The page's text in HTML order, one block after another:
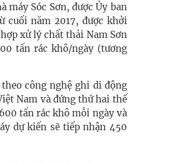
máy Sóc Sơn, được Ủy ban
cuối năm 2017, được khởi
xử lý chất thải Nam Sơn
tấn rác khô/ngày (tương
công nghệ ghi di động
Nam và đứng thứ hai thế
tấn rác khô mỗi ngày và
dự kiến sẽ tiếp nhận 450